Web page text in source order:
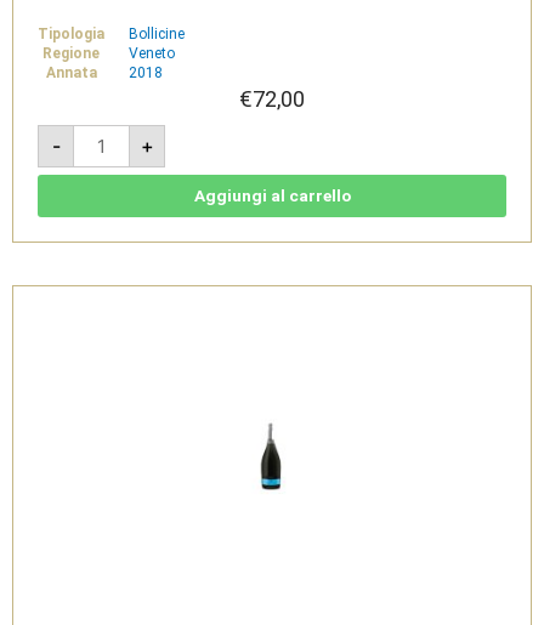
Tipologia
Bollicine
Regione
Veneto
Annata
2018
€72,00
-
Cassa
bottiglie
-
Bianco
Zardetto
+
Aggiungi al carrello